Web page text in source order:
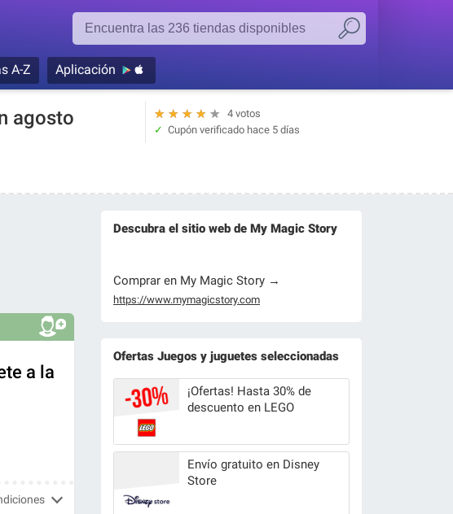
A-Z Aplicación
agosto
4 votos
★
★
★
★
★
Cupón verificado hace 5 días
a la
Descubra el sitio web de My Magic Story
Comprar en My Magic Story →
https://www.mymagicstory.com
Ofertas Juegos y juguetes seleccionadas
¡Ofertas! Hasta 30% de
descuento en LEGO
Envío gratuito en Disney
Store